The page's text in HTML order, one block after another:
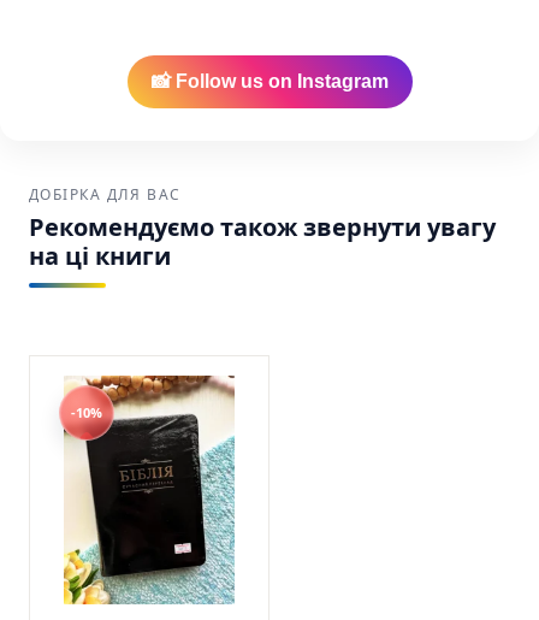
📸 Follow us on Instagram
ДОБІРКА ДЛЯ ВАС
Рекомендуємо також звернути увагу
на ці книги
-10%